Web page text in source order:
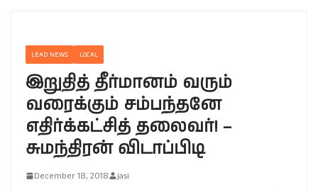
LEAD NEWS LOCAL
இறுதித் தீர்மானம் வரும்
வரைக்கும் சம்பந்தனே
எதிர்க்கட்சித் தலைவர்! –
சுமந்திரன் விடாப்பிடி
December 18, 2018 jasi